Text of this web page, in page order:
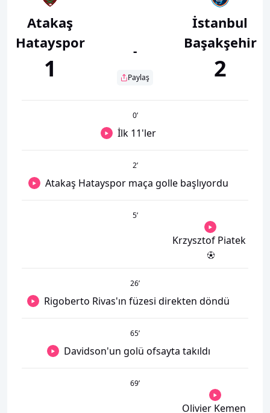
Atakaş
Hatayspor
1
-
Paylaş
İstanbul
Başakşehir
2
0’
İlk 11'ler
2’
Atakaş Hatayspor maça golle başlıyordu
5’
Krzysztof Piatek
26’
Rigoberto Rivas'ın füzesi direkten döndü
65’
Davidson'un golü ofsayta takıldı
69’
Olivier Kemen